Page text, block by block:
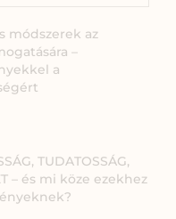
módszerek az
–
a
TUDATOSSÁG,
– és mi köze ezekhez